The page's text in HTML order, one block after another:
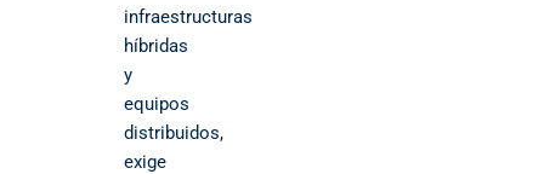
infraestructuras
híbridas
y
equipos
distribuidos,
exige